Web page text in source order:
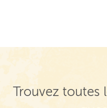
Trouvez toutes